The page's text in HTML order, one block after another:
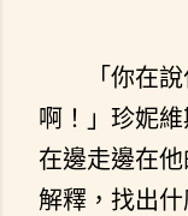
「你在
啊！」珍妮
在邊走邊在
解釋，找出什